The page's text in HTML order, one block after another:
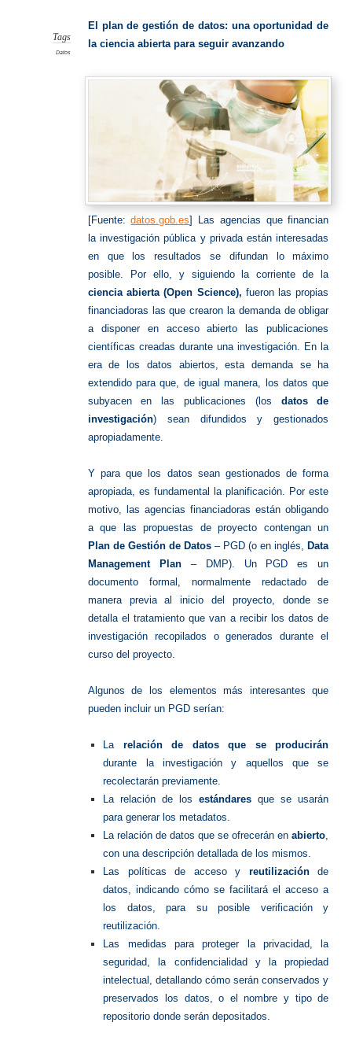
datos
Tags
Datos
El plan de gestión de datos: una oportunidad de
la ciencia abierta para seguir avanzando
[Fuente:datos.gob.es] Las agencias que financian
la investigación pública y privada están interesadas
en que los resultados se difundan lo máximo
posible. Por ello, y siguiendo la corriente de la
ciencia abierta (Open Science), fueron las propias
financiadoras las que crearon la demanda de obligar
a disponer en acceso abierto las publicaciones
científicas creadas durante una investigación. En la
era de los datos abiertos, esta demanda se ha
extendido para que, de igual manera, los datos que
subyacen en las publicaciones (los datos de
investigación) sean difundidos y gestionados
apropiadamente.
Y para que los datos sean gestionados de forma
apropiada, es fundamental la planificación. Por este
motivo, las agencias financiadoras están obligando
a que las propuestas de proyecto contengan un
Plan de Gestión de Datos– PGD (o en inglés, Data
Management Plan– DMP). Un PGD es un
documento formal, normalmente redactado de
manera previa al inicio del proyecto, donde se
detalla el tratamiento que van a recibir los datos de
investigación recopilados o generados durante el
curso del proyecto.
Algunos de los elementos más interesantes que
pueden incluir un PGD serían:
La relación de datos que se producirán
durante la investigación y aquellos que se
recolectarán previamente.
La relación de losestándares que se usarán
para generar los metadatos.
La relación de datos que se ofrecerán enabierto,
con una descripción detallada de los mismos.
Las políticas de acceso y reutilizaciónde
datos, indicando cómo se facilitará el acceso a
los datos, para su posible verificación y
reutilización.
Las medidas para proteger la privacidad, la
seguridad, la confidencialidad y la propiedad
intelectual, detallando cómo serán conservados y
preservados los datos, o el nombre y tipo de
repositorio donde serán depositados.